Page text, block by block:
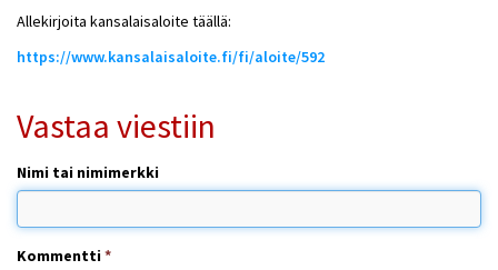
Allekirjoita kansalaisaloite täällä:
https://www.kansalaisaloite.fi/fi/aloite/592
Vastaa viestiin
Nimi tai nimimerkki
Kommentti*